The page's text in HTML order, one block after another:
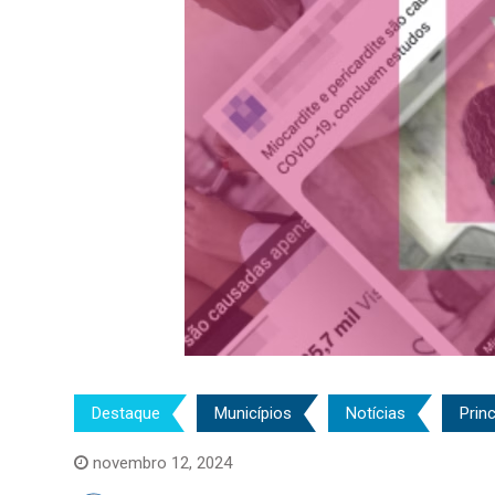
Destaque Municípios Notícias
novembro 12, 2024